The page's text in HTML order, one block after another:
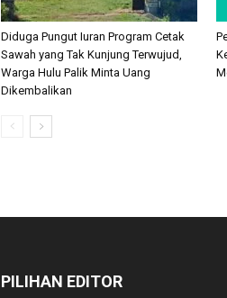
Diduga Pungut Iuran Program Cetak
Sawah yang Tak Kunjung Terwujud,
Warga Hulu Palik Minta Uang
Dikembalikan
PILIHAN EDITOR